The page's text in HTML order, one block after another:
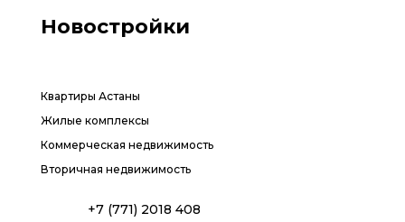
Новостройки
Квартиры Астаны
Жилые комплексы
Коммерческая недвижимость
Вторичная недвижимость
+7 (771) 2018 408